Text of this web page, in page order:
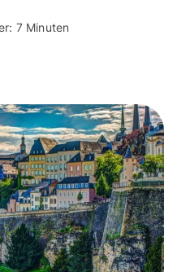
7 Minuten